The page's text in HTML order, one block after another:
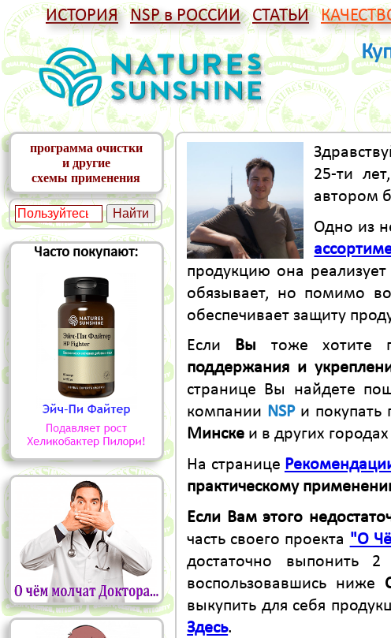
ИСТОРИЯ NSP в РОССИИ СТАТЬИ
программа очистки
и другие
схемы применения
Часто покупают:
25-ти
автором
Одно из
продукцию она реализует
обязывает, но помимо
обеспечивает защиту
Если Вы тоже хотите
поддержания и
странице Вы найдете
компании NSPи покупать
Минске и в других
На странице
практическому
Если Вам этого
часть своего проекта "О
достаточно выпонить
воспользовавшись ниже
выкупить для себя
Здесь.